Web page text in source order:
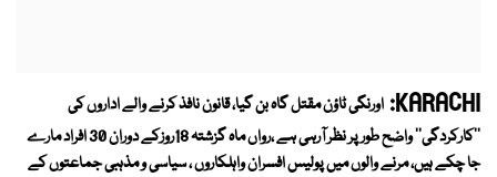
KARACHI: اورنگی ٹاؤن مقتل گاہ بن گیا، قانون نافذ کرنے والے اداروں کی
''کارکردگی'' واضح طور پر نظر آرہی ہے ،رواں ماہ گزشتہ 18روزکے دوران 30 افراد مارے
جا چکے ہیں، مرنے والوں میں پولیس افسران واہلکاروں ، سیاسی و مذہبی جماعتوں کے